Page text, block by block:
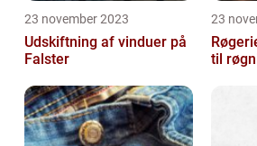
23 november 2023
Udskiftning af vinduer på
Falster
23
til